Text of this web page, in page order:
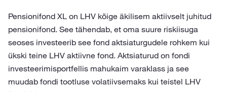
Pensionifond XL on LHV kõige äkilisem aktiivselt juhitud
pensionifond. See tähendab, et oma suure riskiisuga
seoses investeerib see fond aktsiaturgudele rohkem kui
ükski teine LHV aktiivne fond. Aktsiaturud on fondi
investeerimisportfellis mahukaim varaklass ja see
muudab fondi tootluse volatiivsemaks kui teistel LHV